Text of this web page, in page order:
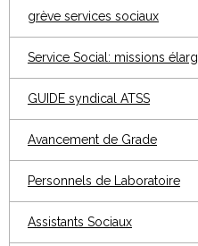
grève services sociaux
Service Social: missions élarg
GUIDE syndical ATSS
Avancement de Grade
Personnels de Laboratoire
Assistants Sociaux